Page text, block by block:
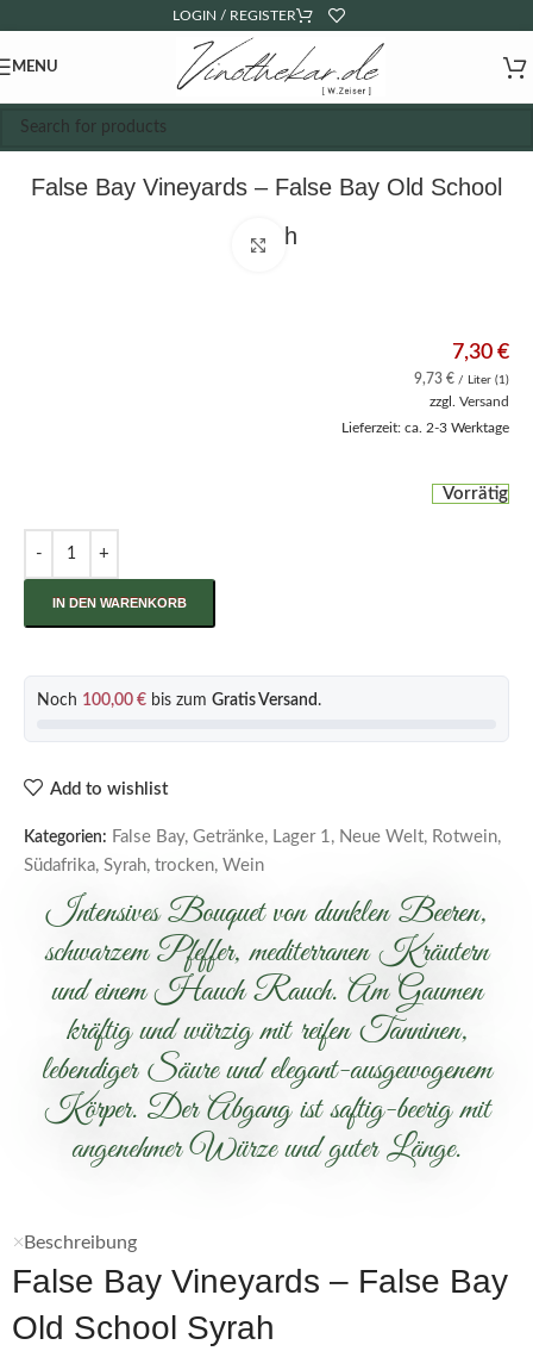
LOGIN / REGISTER
MENU
False Bay Vineyards – False Bay Old School
SyrahClick to enlarge
7,30 €
9,73 € / Liter (1)
zzgl. Versand
Lieferzeit: ca. 2-3 Werktage
Vorrätig
IN DEN WARENKORB
Noch 100,00 € bis zum Gratis Versand .
Add to wishlist
Kategorien: False Bay, Getränke, Lager 1, Neue Welt, Rotwein,
Südafrika, Syrah, trocken, Wein
Intensives Bouquet von dunklen Beeren,
schwarzem Pfeffer, mediterranen Kräutern
und einem Hauch Rauch. Am Gaumen
kräftig und würzig mit reifen Tanninen,
lebendiger Säure und elegant-ausgewogenem
Körper. Der Abgang ist saftig-beerig mit
angenehmer Würze und guter Länge.
Beschreibung
False Bay Vineyards – False Bay
Old School Syrah